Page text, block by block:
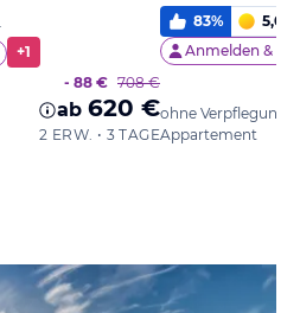
+1
- 88 € 708 €
ab 620 €
2 ERW. • 3 TAGE
83% 5,0
Anmelden &
ohne Verpflegung
Appartement